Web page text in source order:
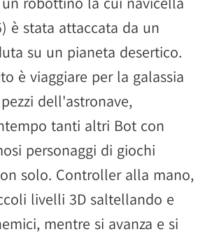
è stata attaccata da un
su un pianeta desertico.
è viaggiare per la galassia
dell'astronave,
tanti altri Bot con
personaggi di giochi
solo. Controller alla mano,
livelli 3D saltellando e
mentre si avanza e si